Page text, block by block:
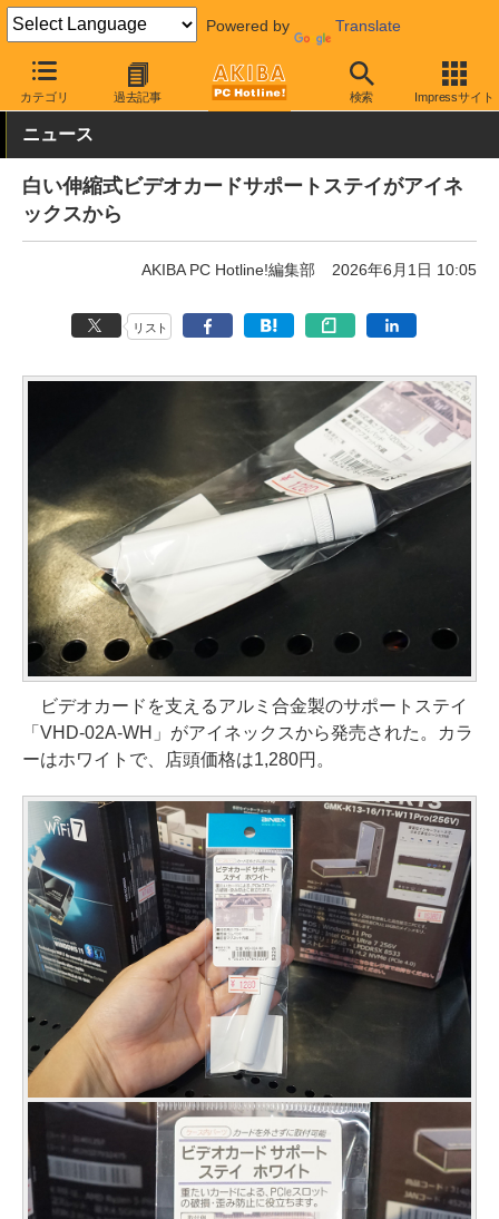
Powered by Translate
カテゴリ 過去記事 検索 Impressサイト
AKIBA PC Hotline! PCパーツ ビデオカード（グラフィックボード
ニュース
白い伸縮式ビデオカードサポートステイがアイネ
ックスから
AKIBA PC Hotline!編集部 2026年6月1日 10:05
リスト
ビデオカードを支えるアルミ合金製のサポートステイ
「VHD-02A-WH」がアイネックスから発売された。カラ
ーはホワイトで、店頭価格は1,280円。